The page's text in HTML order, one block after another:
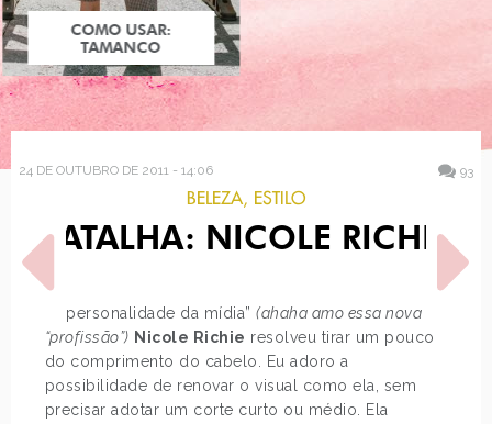
COMO USAR:
TAMANCO
24 DE OUTUBRO DE 2011 - 14:06 93
BELEZA, ESTILO
BATALHA: NICOLE RICHIE
A “personalidade da mídia”(ahaha amo essa nova
“profissão”) Nicole Richie resolveu tirar um pouco
do comprimento do cabelo. Eu adoro a
possibilidade de renovar o visual como ela, sem
precisar adotar um corte curto ou médio. Ela
POST ANTERIOR
LOOK DO DIA: VESTIDO
LONGO
PRÓXIMO POST
ESTILO TATUAPÉ COM
JUST LIA